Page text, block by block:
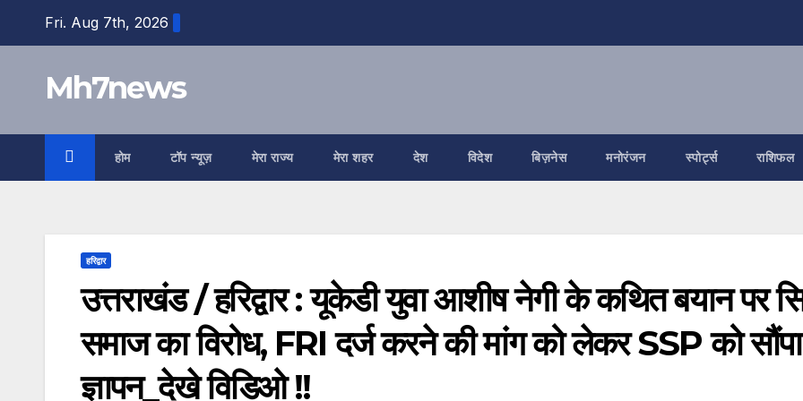
contentFri. Aug 7th, 2026
Mh7news
होम टॉप न्यूज़ मेरा राज्य मेरा शहर देश विदेश बिज़नेस मनोरंजन स्पोर्ट्स राशिफल
हरिद्वार
उत्तराखंड / हरिद्वार : यूकेडी युवा आशीष नेगी के कथित बयान पर
समाज का विरोध, FRI दर्ज करने की मांग को लेकर SSP को सौंपा
ज्ञापन_देखे विडिओ !!